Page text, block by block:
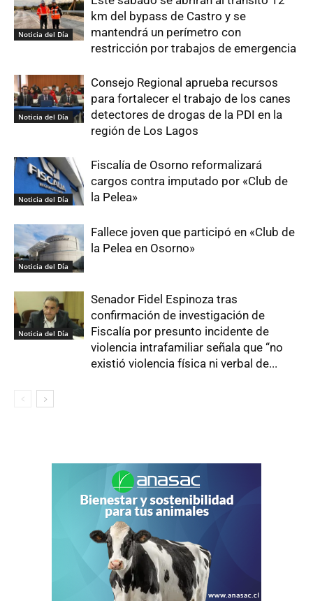
Noticia del Día
km del bypass de Castro y se
mantendrá un perímetro con
restricción por trabajos de emergencia
Noticia del Día
Consejo Regional aprueba recursos
para fortalecer el trabajo de los canes
detectores de drogas de la PDI en la
región de Los Lagos
Noticia del Día
Fiscalía de Osorno reformalizará
cargos contra imputado por «Club de
la Pelea»
Noticia del Día
Fallece joven que participó en «Club de
la Pelea en Osorno»
Noticia del Día
Senador Fidel Espinoza tras
confirmación de investigación de
Fiscalía por presunto incidente de
violencia intrafamiliar señala que “no
existió violencia física ni verbal de...